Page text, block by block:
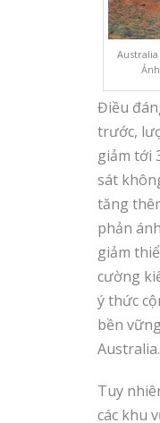
Điều
trước,
giảm tới
sát
tăng
phản
giảm
cường
ý thức
bền
Australia.
Tuy
các khu